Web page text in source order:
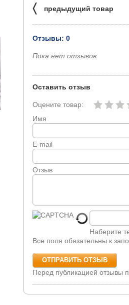
〈 предыдущий товар
Отзывы: 0
Пока нет отзывов
Оставить отзыв
Оцените товар:
Имя
E-mail
Отзыв
Наберите
Все поля обязательны к
Перед публикацией отзывы